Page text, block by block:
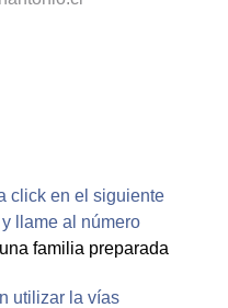
click en el siguiente
y llame al número
familia preparada
utilizar la vías